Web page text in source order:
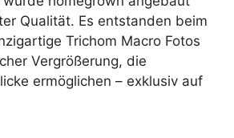
Qualität. Es entstanden beim
Trichom Macro Fotos
Vergrößerung, die
ermöglichen – exklusiv auf